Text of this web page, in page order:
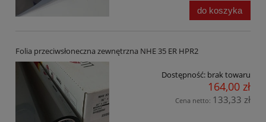
do koszyka
Folia przeciwsłoneczna zewnętrzna NHE 35 ER HPR2
Dostępność: brak towaru
164,00 zł
Cena netto: 133,33 zł